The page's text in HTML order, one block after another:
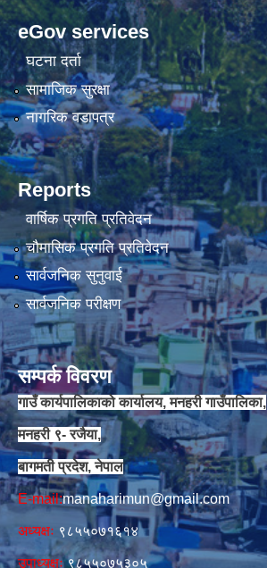
eGov services
घटना दर्ता
सामाजिक सुरक्षा
नागरिक वडापत्र
Reports
वार्षिक प्रगति प्रतिवेदन
चौमासिक प्रगति प्रतिवेदन
सार्वजनिक सुनुवाई
सार्वजनिक परीक्षण
सम्पर्क विवरण
गाउँ कार्यपालिकाको कार्यालय, मनहरी गाउँपालिका,
मनहरी ९- रजैया,
बागमती प्रदेश, नेपाल
E-mail:manaharimun@gmail.com
अध्यक्षः ९८५५०७१६१४
उपाध्यक्षः९८५५०७५३०५